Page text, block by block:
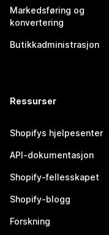
Markedsføring og
konvertering
Butikkadministrasjon
Ressurser
Shopifys hjelpesenter
API-dokumentasjon
Shopify-fellesskapet
Shopify-blogg
Forskning